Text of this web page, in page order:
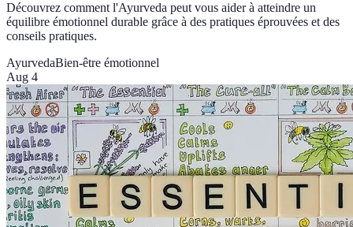
Découvrez comment l'Ayurveda peut vous aider à atteindre un
équilibre émotionnel durable grâce à des pratiques éprouvées et des
conseils pratiques.
AyurvedaBien-être émotionnel
Aug 4